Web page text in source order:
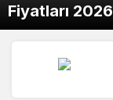
Fiyatları 2026